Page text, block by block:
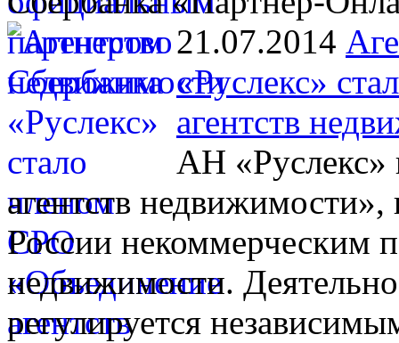
21.07.2014
«Руслекс»
агентств
АН «Руслекс»
агентств недвижимости»,
России некоммерческим
недвижимости.
регулируется